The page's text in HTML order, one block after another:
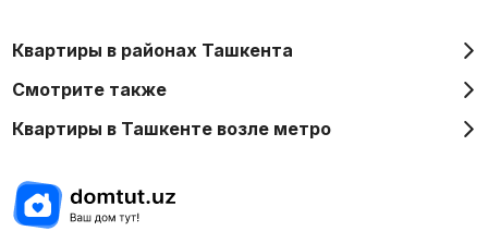
Квартиры в районах Ташкента
Смотрите также
Квартиры в Ташкенте возле метро